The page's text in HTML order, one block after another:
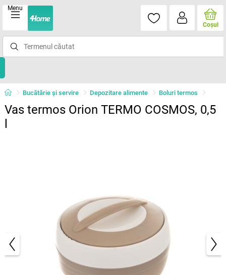
Menu
Coşul
Bucătărie și servire Depozitare alimente Boluri termos
Vas termos Orion TERMO COSMOS, 0,5